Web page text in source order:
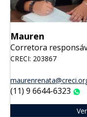
Mauren
Corretora
CRECI: 203867
(11) 9 6644-6323